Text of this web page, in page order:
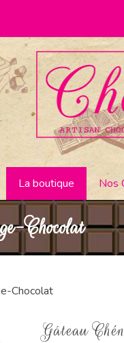
La boutique Nos
Chocolat
Chocolat
Gâteau